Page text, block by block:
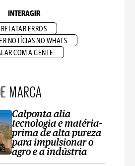
INTERAGIR
RELATAR ERROS
NOTÍCIAS NO WHATS
COM A GENTE
MARCA
Calponta alia
tecnologia e matéria-
prima de alta pureza
para impulsionar o
agro e a indústria